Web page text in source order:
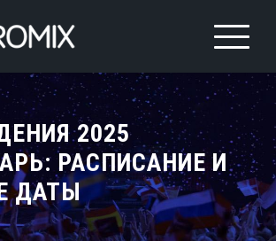
2025
РАСПИСАНИЕ И
ДАТЫ